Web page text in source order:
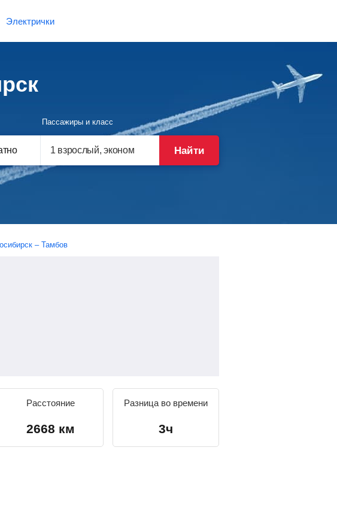
Электрички
Пассажиры и класс
Найти
– Тамбов
Расстояние
2668 км
Разница во времени
3ч